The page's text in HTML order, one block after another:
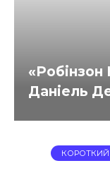
«Робінзон
Даніель
КОРОТКИЙ